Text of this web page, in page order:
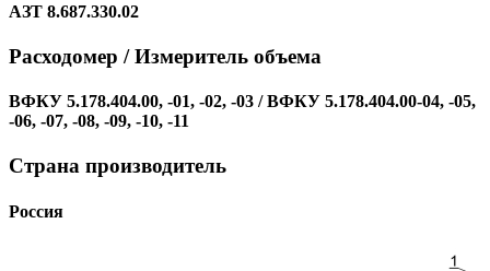
АЗТ 8.687.330.02
Расходомер / Измеритель объема
ВФКУ 5.178.404.00, -01, -02, -03 / ВФКУ 5.178.404.00-04, -05,
-06, -07, -08, -09, -10, -11
Страна производитель
Россия